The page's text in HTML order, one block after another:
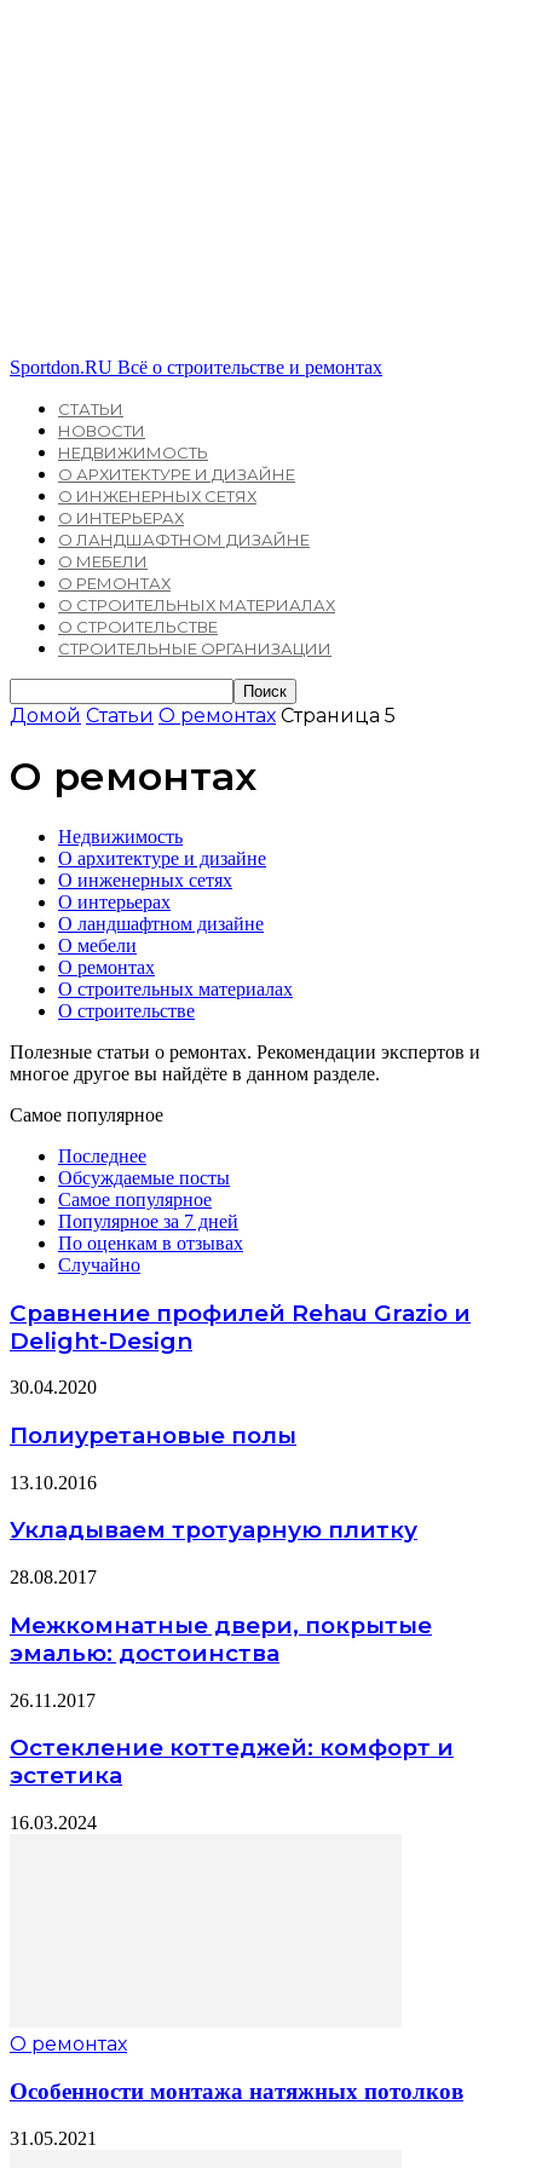
Sportdon.RU Всё о строительстве и ремонтах
СТАТЬИ
НОВОСТИ
НЕДВИЖИМОСТЬ
О АРХИТЕКТУРЕ И ДИЗАЙНЕ
О ИНЖЕНЕРНЫХ СЕТЯХ
О ИНТЕРЬЕРАХ
О ЛАНДШАФТНОМ ДИЗАЙНЕ
О МЕБЕЛИ
О РЕМОНТАХ
О СТРОИТЕЛЬНЫХ МАТЕРИАЛАХ
О СТРОИТЕЛЬСТВЕ
СТРОИТЕЛЬНЫЕ ОРГАНИЗАЦИИ
Домой Статьи О ремонтах Страница 5
О ремонтах
Недвижимость
О архитектуре и дизайне
О инженерных сетях
О интерьерах
О ландшафтном дизайне
О мебели
О ремонтах
О строительных материалах
О строительстве
Полезные статьи о ремонтах. Рекомендации экспертов и
многое другое вы найдёте в данном разделе.
Самое популярное
Последнее
Обсуждаемые посты
Самое популярное
Популярное за 7 дней
По оценкам в отзывах
Случайно
Сравнение профилей Rehau Grazio и
Delight-Design
30.04.2020
Полиуретановые полы
13.10.2016
Укладываем тротуарную плитку
28.08.2017
Межкомнатные двери, покрытые
эмалью: достоинства
26.11.2017
Остекление коттеджей: комфорт и
эстетика
16.03.2024
О ремонтах
Особенности монтажа натяжных потолков
31.05.2021